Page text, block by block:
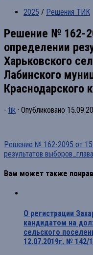
2025 / Решения ТИК
Решение № 162-
определении
Харьковского
Лабинского
Краснодарского
- tik · Опубликовано
Решение № 162-2095 от
результатов
Вам может также
О регистрации
кандидатом на
сельского
12.07.2019г. № 142/